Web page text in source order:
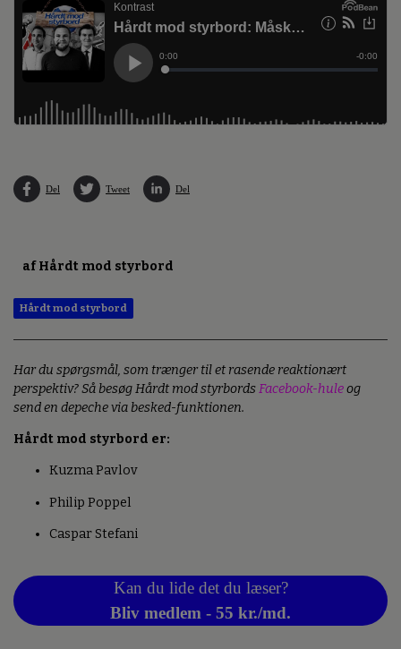
Del Tweet Del
af Hårdt mod styrbord
Hårdt mod styrbord
Har du spørgsmål, som trænger til et rasende reaktionært
perspektiv? Så besøg Hårdt mod styrbordsFacebook-huleog
send en depeche via besked-funktionen.
Hårdt mod styrbord er:
Kuzma Pavlov
Philip Poppel
Caspar Stefani
Kan du lide det du læser?
Bliv medlem - 55 kr./md.